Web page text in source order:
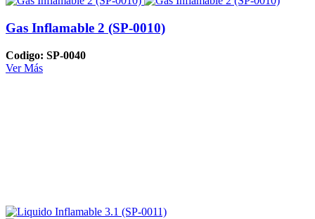
Gas Inflamable 2 (SP-0010)
Codigo: SP-0040
Ver Más